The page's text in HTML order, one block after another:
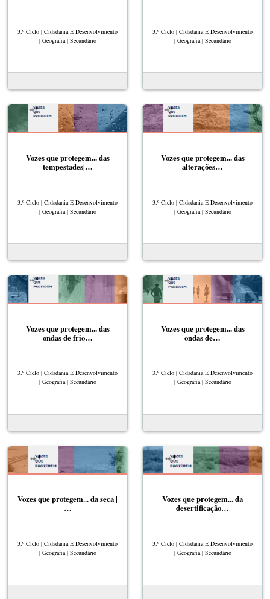
3.º Ciclo | Cidadania E Desenvolvimento
| Geografia | Secundário
3.º Ciclo | Cidadania E Desenvolvimento
| Geografia | Secundário
Vozes que protegem... das
tempestades|…
3.º Ciclo | Cidadania E Desenvolvimento
| Geografia | Secundário
Vozes que protegem... das
alterações…
3.º Ciclo | Cidadania E Desenvolvimento
| Geografia | Secundário
Vozes que protegem... das
ondas de frio…
3.º Ciclo | Cidadania E Desenvolvimento
| Geografia | Secundário
Vozes que protegem... das
ondas de…
3.º Ciclo | Cidadania E Desenvolvimento
| Geografia | Secundário
Vozes que protegem... da seca |
…
3.º Ciclo | Cidadania E Desenvolvimento
| Geografia | Secundário
Vozes que protegem... da
desertificação…
3.º Ciclo | Cidadania E Desenvolvimento
| Geografia | Secundário